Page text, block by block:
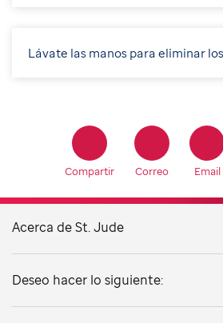
Lávate las manos para eliminar
Compartir Correo Email
Acerca de St. Jude
Deseo hacer lo siguiente: